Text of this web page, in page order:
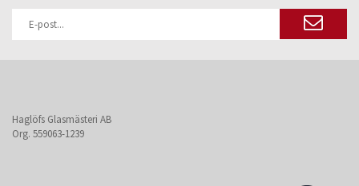
Haglöfs Glasmästeri AB
Org. 559063-1239